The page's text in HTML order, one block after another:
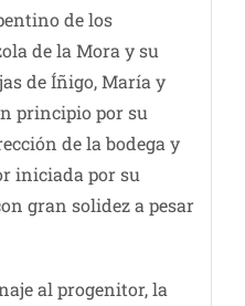
de los
de la Mora y su
de Íñigo, María y
principio por su
de la bodega y
iniciada por su
gran solidez a pesar
al progenitor, la